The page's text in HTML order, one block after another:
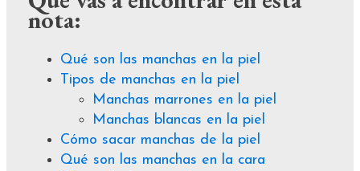
nota:
Qué son las manchas en la piel
Tipos de manchas en la piel
Manchas marrones en la piel
Manchas blancas en la piel
Cómo sacar manchas de la piel
Qué son las manchas en la cara